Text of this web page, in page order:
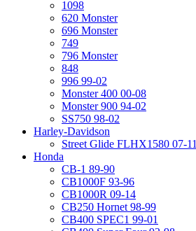
1098
620 Monster
696 Monster
749
796 Monster
848
996 99-02
Monster 400 00-08
Monster 900 94-02
SS750 98-02
Harley-Davidson
Street Glide FLHX1580 07-11
Honda
CB-1 89-90
CB1000F 93-96
CB1000R 09-14
CB250 Hornet 98-99
CB400 SPEC1 99-01